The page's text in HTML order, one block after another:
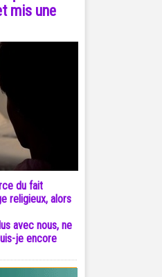
mis une
du fait
religieux, alors
avec nous, ne
je encore